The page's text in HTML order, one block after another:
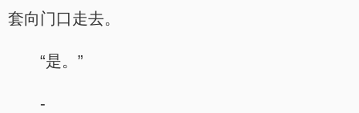
套向门口走去。
“是。”
-